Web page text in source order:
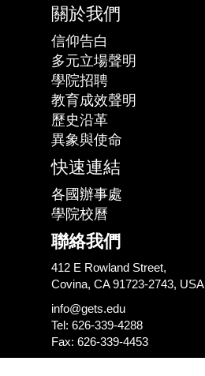
關於我們
信仰告白
多元立場聲明
學院招聘
教育成效聲明
歷史沿革
異象與使命
快速連結
各國辦事處
學院校曆
聯絡我們
412 E Rowland Street,
Covina, CA 91723-2743, USA
info@gets.edu
Tel: 626-339-4288
Fax: 626-339-4453